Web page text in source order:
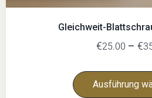
Gleichweit-
€25.00 – €
Ausführung